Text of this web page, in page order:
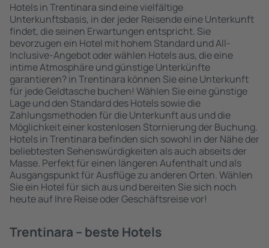
Hotels in Trentinara sind eine vielfältige
Unterkunftsbasis, in der jeder Reisende eine Unterkunft
findet, die seinen Erwartungen entspricht. Sie
bevorzugen ein Hotel mit hohem Standard und All-
Inclusive-Angebot oder wählen Hotels aus, die eine
intime Atmosphäre und günstige Unterkünfte
garantieren? in Trentinara können Sie eine Unterkunft
für jede Geldtasche buchen! Wählen Sie eine günstige
Lage und den Standard des Hotels sowie die
Zahlungsmethoden für die Unterkunft aus und die
Möglichkeit einer kostenlosen Stornierung der Buchung.
Hotels in Trentinara befinden sich sowohl in der Nähe der
beliebtesten Sehenswürdigkeiten als auch abseits der
Masse. Perfekt für einen längeren Aufenthalt und als
Ausgangspunkt für Ausflüge zu anderen Orten. Wählen
Sie ein Hotel für sich aus und bereiten Sie sich noch
heute auf Ihre Reise oder Geschäftsreise vor!
Trentinara – beste Hotels